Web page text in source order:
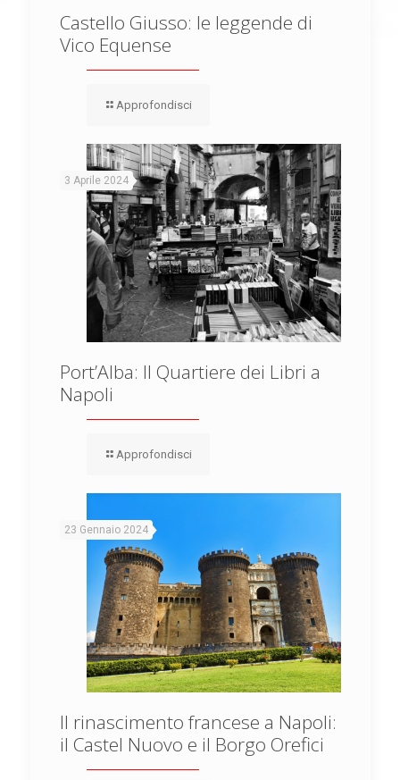
Castello Giusso: le leggende di
Vico Equense
Approfondisci
3 Aprile 2024
Port’Alba: Il Quartiere dei Libri a
Napoli
Approfondisci
23 Gennaio 2024
Il rinascimento francese a Napoli:
il Castel Nuovo e il Borgo Orefici